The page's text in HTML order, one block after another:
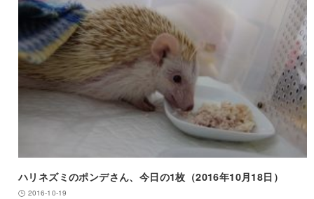
ハリネズミのポンデさん、今日の1枚（2016年10月18日）
2016-10-19